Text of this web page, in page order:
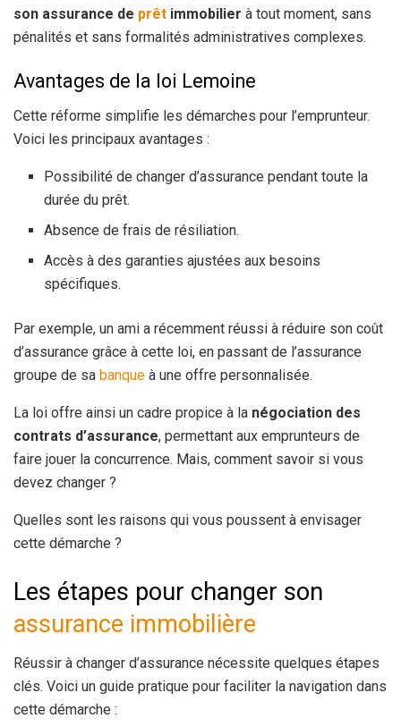
son assurance de prêt immobilier à tout moment, sans
pénalités et sans formalités administratives complexes.
Avantages de la loi Lemoine
Cette réforme simplifie les démarches pour l’emprunteur.
Voici les principaux avantages :
Possibilité de changer d’assurance pendant toute la
durée du prêt.
Absence de frais de résiliation.
Accès à des garanties ajustées aux besoins
spécifiques.
Par exemple, un ami a récemment réussi à réduire son coût
d’assurance grâce à cette loi, en passant de l’assurance
groupe de sa banque à une offre personnalisée.
La loi offre ainsi un cadre propice à la négociation des
contrats d’assurance, permettant aux emprunteurs de
faire jouer la concurrence. Mais, comment savoir si vous
devez changer ?
Quelles sont les raisons qui vous poussent à envisager
cette démarche ?
Les étapes pour changer son
assurance immobilière
Réussir à changer d’assurance nécessite quelques étapes
clés. Voici un guide pratique pour faciliter la navigation dans
cette démarche :